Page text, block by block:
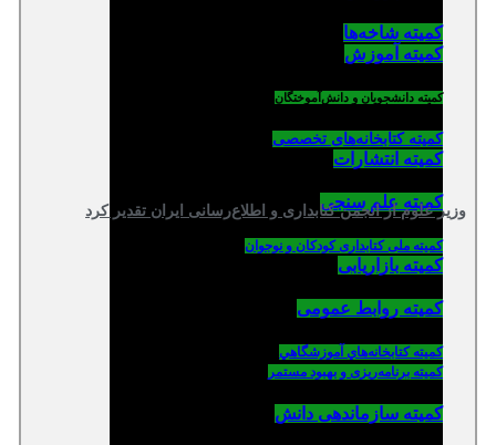
کمیته شاخه‌ها
کمیته آموزش
کمیته دانشجویان و دانش‌آموختگان
کمیته کتابخانه‌های تخصصی
کمیته انتشارات
کمیته علم سنجی
کمیته ملی کتابداری کودکان و نوجوان
کمیته بازاریابی
کمیته روابط عمومی
كميته كتابخانه‌هاي آموزشگاهي
کمیته برنامه‌ریزی و بهبود مستمر
کمیته سازماندهی دانش
وزیر علوم از انجمن کتابداری و اطلاع‌رسانی ایران تقدیر کرد